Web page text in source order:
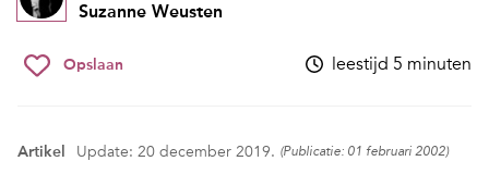
Suzanne Weusten
Opslaan leestijd 5 minuten
Artikel Update: 20 december 2019. (Publicatie: 01 februari 2002)